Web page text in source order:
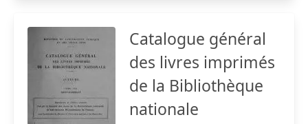
Catalogue général
des livres imprimés
de la Bibliothèque
nationale